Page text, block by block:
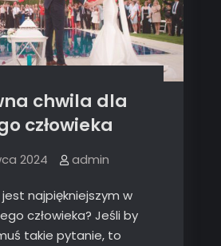
chwila dla
człowieka
2024 admin
najpiękniejszym w
człowieka? Jeśli by
takie pytanie, to